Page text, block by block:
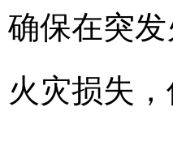
确保在突
火灾损失